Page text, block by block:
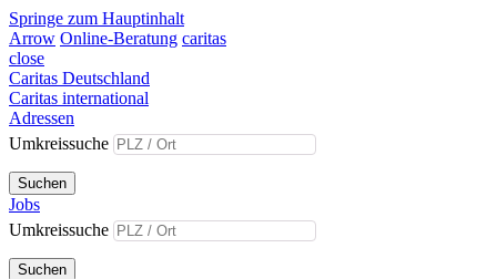
Springe zum Hauptinhalt
Arrow Online-Beratung caritas
close
Caritas Deutschland
Caritas international
Adressen
Umkreissuche
Suchen
Jobs
Umkreissuche
Suchen